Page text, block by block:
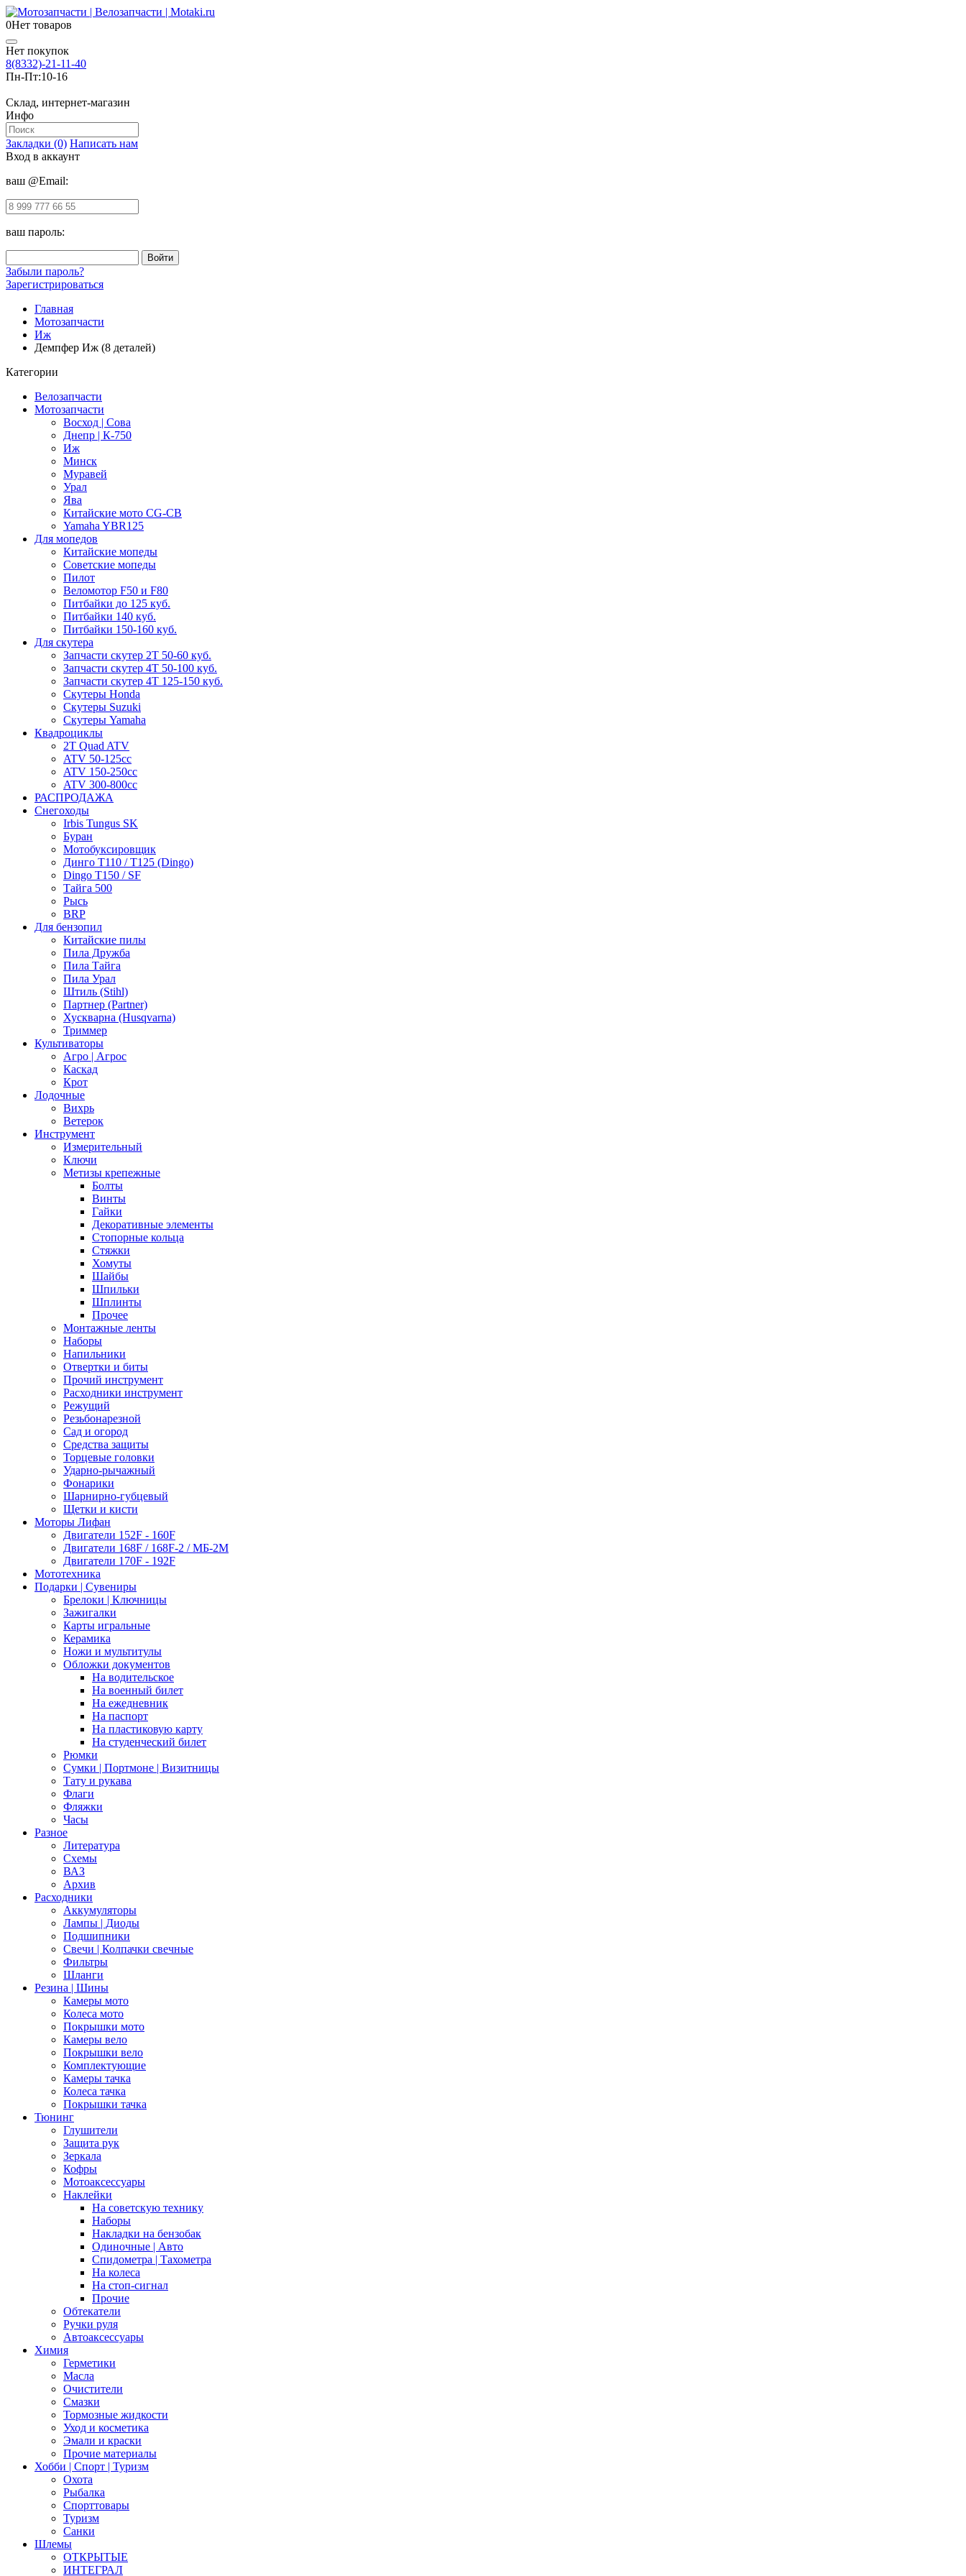
0Нет товаров
Нет покупок
8(8332)-21-11-40
Пн-Пт:10-16
Склад, интернет-магазин
Инфо
Закладки (0) Написать нам
Вход в аккаунт
ваш @Email:
ваш пароль:
Забыли пароль?
Зарегистрироваться
Главная
Мотозапчасти
Иж
Демпфер Иж (8 деталей)
Категории
Велозапчасти
Мотозапчасти
Восход | Сова
Днепр | К-750
Иж
Минск
Муравей
Урал
Ява
Китайские мото CG-CB
Yamaha YBR125
Для мопедов
Китайские мопеды
Советские мопеды
Пилот
Веломотор F50 и F80
Питбайки до 125 куб.
Питбайки 140 куб.
Питбайки 150-160 куб.
Для скутера
Запчасти скутер 2Т 50-60 куб.
Запчасти скутер 4Т 50-100 куб.
Запчасти скутер 4Т 125-150 куб.
Скутеры Honda
Скутеры Suzuki
Скутеры Yamaha
Квадроциклы
2T Quad ATV
ATV 50-125cc
ATV 150-250cc
ATV 300-800cc
РАСПРОДАЖА
Снегоходы
Irbis Tungus SK
Буран
Мотобуксировщик
Динго T110 / T125 (Dingo)
Dingo T150 / SF
Тайга 500
Рысь
BRP
Для бензопил
Китайские пилы
Пила Дружба
Пила Тайга
Пила Урал
Штиль (Stihl)
Партнер (Partner)
Хускварна (Husqvarna)
Триммер
Культиваторы
Агро | Агрос
Каскад
Крот
Лодочные
Вихрь
Ветерок
Инструмент
Измерительный
Ключи
Метизы крепежные
Болты
Винты
Гайки
Декоративные элементы
Стопорные кольца
Стяжки
Хомуты
Шайбы
Шпильки
Шплинты
Прочее
Монтажные ленты
Наборы
Напильники
Отвертки и биты
Прочий инструмент
Расходники инструмент
Режущий
Резьбонарезной
Сад и огород
Средства защиты
Торцевые головки
Ударно-рычажный
Фонарики
Шарнирно-губцевый
Щетки и кисти
Моторы Лифан
Двигатели 152F - 160F
Двигатели 168F / 168F-2 / МБ-2М
Двигатели 170F - 192F
Мототехника
Подарки | Сувениры
Брелоки | Ключницы
Зажигалки
Карты игральные
Керамика
Ножи и мультитулы
Обложки документов
На водительское
На военный билет
На ежедневник
На паспорт
На пластиковую карту
На студенческий билет
Рюмки
Сумки | Портмоне | Визитницы
Тату и рукава
Флаги
Фляжки
Часы
Разное
Литература
Схемы
ВАЗ
Архив
Расходники
Аккумуляторы
Лампы | Диоды
Подшипники
Свечи | Колпачки свечные
Фильтры
Шланги
Резина | Шины
Камеры мото
Колеса мото
Покрышки мото
Камеры вело
Покрышки вело
Комплектующие
Камеры тачка
Колеса тачка
Покрышки тачка
Тюнинг
Глушители
Защита рук
Зеркала
Кофры
Мотоаксессуары
Наклейки
На советскую технику
Наборы
Накладки на бензобак
Одиночные | Авто
Спидометра | Тахометра
На колеса
На стоп-сигнал
Прочие
Обтекатели
Ручки руля
Автоаксессуары
Химия
Герметики
Масла
Очистители
Смазки
Тормозные жидкости
Уход и косметика
Эмали и краски
Прочие материалы
Хобби | Cпорт | Туризм
Охота
Рыбалка
Спорттовары
Туризм
Санки
Шлемы
ОТКРЫТЫЕ
ИНТЕГРАЛ